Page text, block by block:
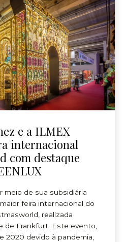
e a ILMEX
internacional
com destaque
meio de sua subsidiária
feira internacional do
realizada
de Frankfurt. Este evento,
2020 devido à pandemia,